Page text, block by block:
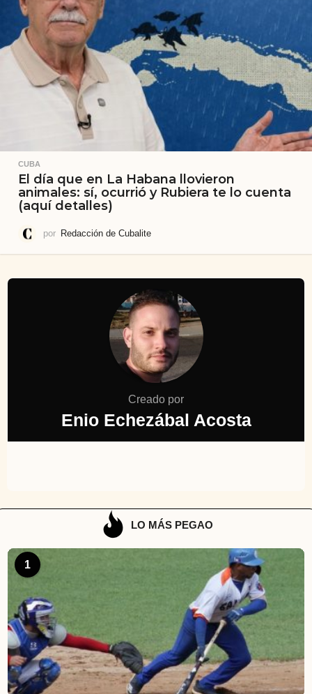
CUBA
El día que en La Habana llovieron
animales: sí, ocurrió y Rubiera te lo cuenta
(aquí detalles)
por Redacción de Cubalite
Creado por
Enio Echezábal Acosta
LO MÁS PEGAO
1